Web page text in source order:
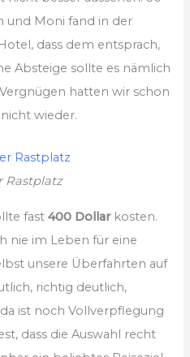
und Moni fand in der
dass dem entsprach,
Absteige sollte es nämlich
hatten wir schon
wieder.
Rastplatz
fast400 Dollarkosten.
nie im Leben für eine
unsere Überfahrten auf
richtig deutlich,
ist noch Vollverpflegung
dass die Auswahl recht